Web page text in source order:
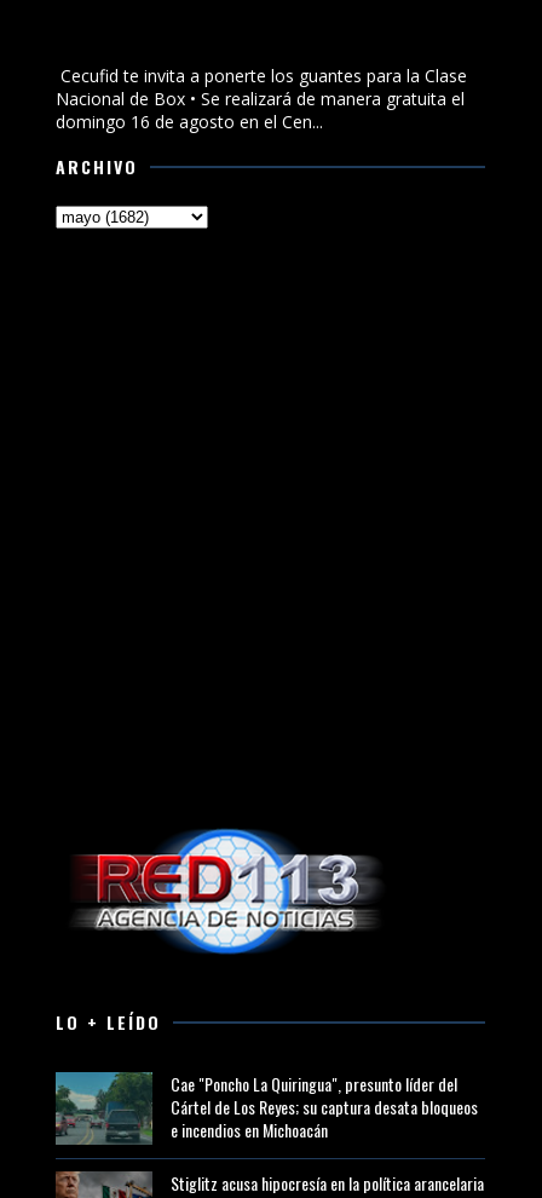
Cecufid te invita a ponerte los guantes para la Clase
Nacional de Box • Se realizará de manera gratuita el
domingo 16 de agosto en el Cen...
ARCHIVO
LO + LEÍDO
Cae "Poncho La Quiringua", presunto líder del
Cártel de Los Reyes; su captura desata bloqueos
e incendios en Michoacán
Stiglitz acusa hipocresía en la política arancelaria